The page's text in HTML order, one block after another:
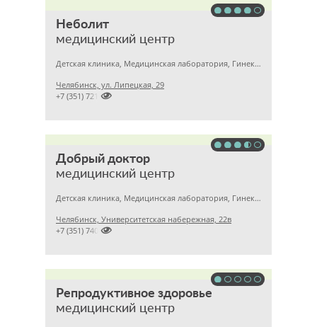
Неболит
медицинский центр
Детская клиника, Медицинская лаборатория, Гинекология
Челябинск, ул. Липецкая, 29

+7 (351) 7212891
Добрый доктор
медицинский центр
Детская клиника, Медицинская лаборатория, Гинекология
Челябинск, Университетская набережная, 22в

+7 (351) 7405750
Репродуктивное здоровье
медицинский центр